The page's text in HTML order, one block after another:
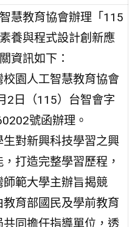
慧教育協會辦理「115
養與程式設計創新應
資訊如下：
校園人工智慧教育協會
2日（115）台智會字
號函辦理。
生對新興科技學習之興
打造完整學習歷程，
師範大學主辦旨揭競
教育部國民及學前教育
共同擔任指導單位，透